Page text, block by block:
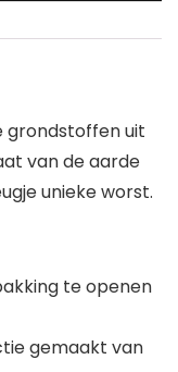
grondstoffen uit
van de aarde
unieke worst.
te openen
gemaakt van